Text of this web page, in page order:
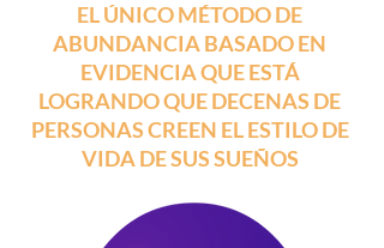
EL ÚNICO MÉTODO DE
ABUNDANCIA BASADO EN
EVIDENCIAQUE ESTÁ
LOGRANDO QUEDECENAS DE
PERSONAS CREEN EL ESTILO DE
VIDA DE SUS SUEÑOS